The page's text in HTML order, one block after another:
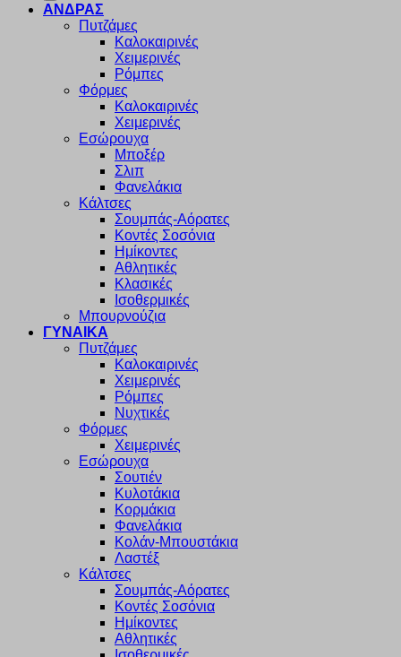
ΑΝΔΡΑΣ
Πυτζάμες
Καλοκαιρινές
Χειμερινές
Ρόμπες
Φόρμες
Καλοκαιρινές
Χειμερινές
Εσώρουχα
Μποξέρ
Σλιπ
Φανελάκια
Κάλτσες
Σουμπάς-Αόρατες
Κοντές Σοσόνια
Ημίκοντες
Αθλητικές
Κλασικές
Ισοθερμικές
Μπουρνούζια
ΓΥΝΑΙΚΑ
Πυτζάμες
Καλοκαιρινές
Χειμερινές
Ρόμπες
Νυχτικές
Φόρμες
Χειμερινές
Εσώρουχα
Σουτιέν
Κυλοτάκια
Κορμάκια
Φανελάκια
Κολάν-Μπουστάκια
Λαστέξ
Κάλτσες
Σουμπάς-Αόρατες
Κοντές Σοσόνια
Ημίκοντες
Αθλητικές